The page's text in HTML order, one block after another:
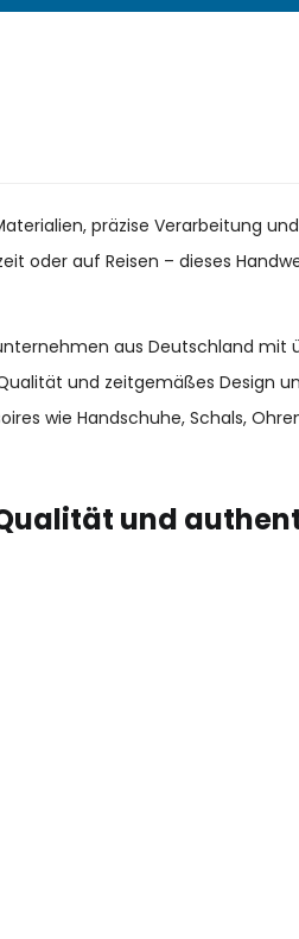
präzise Verarbeitung
oder auf Reisen – dieses
aus Deutschland mit
und zeitgemäßes Design
wie Handschuhe, Schals,
und